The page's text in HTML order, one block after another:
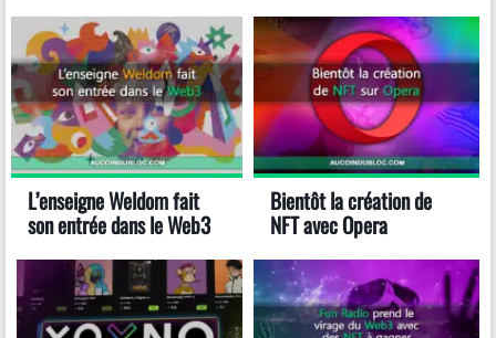
L’enseigne Weldom fait
son entrée dans le Web3
Bientôt la création de
NFT avec Opera